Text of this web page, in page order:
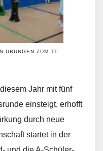
ÜBUNGEN ZUM TT-
Jahr mit fünf
einsteigt, erhofft
durch neue
startet in der